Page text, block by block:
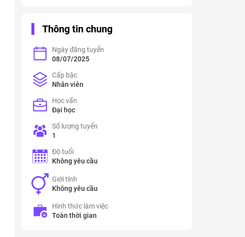
Thông tin chung
Ngày đăng tuyển
08/07/2025
Cấp bậc
Nhân viên
Học vấn
Đại học
Số lượng tuyển
1
Độ tuổi
Không yêu cầu
Giới tính
Không yêu cầu
Hình thức làm việc
Toàn thời gian